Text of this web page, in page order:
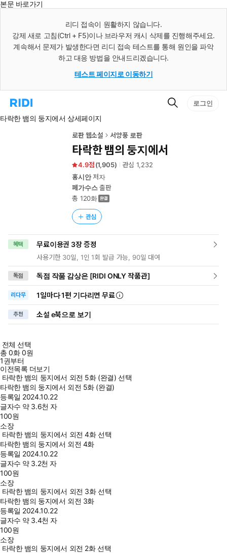
본문 바로가기
리디 접속이 원활하지 않습니다.
강제 새로 고침(Ctrl + F5)이나 브라우저 캐시 삭제를 진행해주세요.
계속해서 문제가 발생한다면 리디 접속 테스트를 통해 원인을 파악
하고 대응 방법을 안내드리겠습니다.
테스트 페이지로 이동하기
리
홈
검
로그인
타락한 뱀의 둥지에서 상세페이지
로판 웹소설 서양풍 로판
타락한 뱀의 둥지에서
4.9 (1,905) 관심1,232
홍시안저자
페가수스출판
총 120화
관심
혜택 무료이용권 3장 증정
사용기한 30일, 1인 1회 발급 가능, 90일 대여
독점 독점 작품 감상은 [RIDI ONLY 작품관]
리다무 1일마다1편 기다리면 무료
추천 소설 e북으로 보기
전체 선택
총0화0원
1권부터
이전목록 더보기
타락한 뱀의 둥지에서 외전 5화 (완결) 선택
타락한 뱀의 둥지에서 외전 5화 (완결)
등록일 2024.10.22
글자수 약 3.6천 자
100원
소장
타락한 뱀의 둥지에서 외전 4화 선택
타락한 뱀의 둥지에서 외전 4화
등록일 2024.10.22
글자수 약 3.2천 자
100원
소장
타락한 뱀의 둥지에서 외전 3화 선택
타락한 뱀의 둥지에서 외전 3화
등록일 2024.10.22
글자수 약 3.4천 자
100원
소장
타락한 뱀의 둥지에서 외전 2화 선택